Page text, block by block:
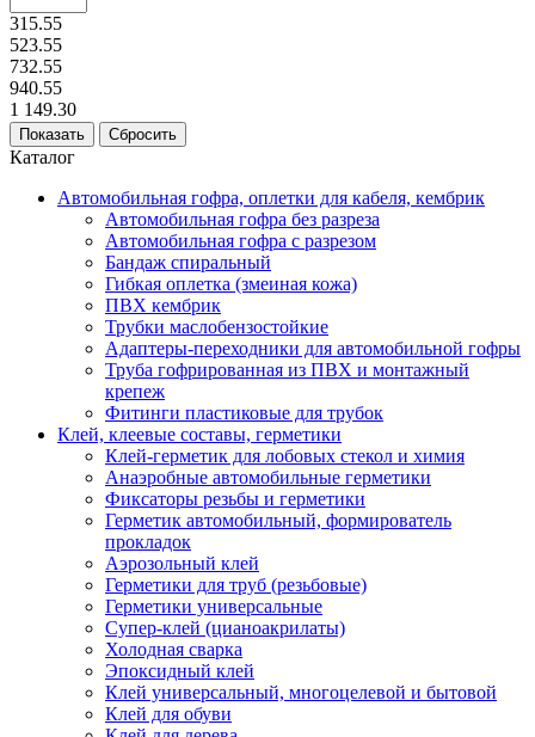
315.55
523.55
732.55
940.55
1 149.30
Каталог
Автомобильная гофра, оплетки для кабеля, кембрик
Автомобильная гофра без разреза
Автомобильная гофра с разрезом
Бандаж спиральный
Гибкая оплетка (змеиная кожа)
ПВХ кембрик
Трубки маслобензостойкие
Адаптеры-переходники для автомобильной гофры
Труба гофрированная из ПВХ и монтажный
крепеж
Фитинги пластиковые для трубок
Клей, клеевые составы, герметики
Клей-герметик для лобовых стекол и химия
Анаэробные автомобильные герметики
Фиксаторы резьбы и герметики
Герметик автомобильный, формирователь
прокладок
Аэрозольный клей
Герметики для труб (резьбовые)
Герметики универсальные
Супер-клей (цианоакрилаты)
Холодная сварка
Эпоксидный клей
Клей универсальный, многоцелевой и бытовой
Клей для обуви